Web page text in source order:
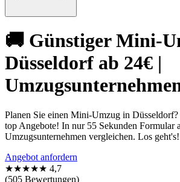
🚚 Günstiger Mini-
Düsseldorf ab 24€ |
Planen Sie einen Mini-Umzug in
top Angebote! In nur 55 Sekunden Formular
Umzugsunternehmen vergleichen. Los geht's!
Angebot anfordern
★★★★★ 4,7
(505 Bewertungen)